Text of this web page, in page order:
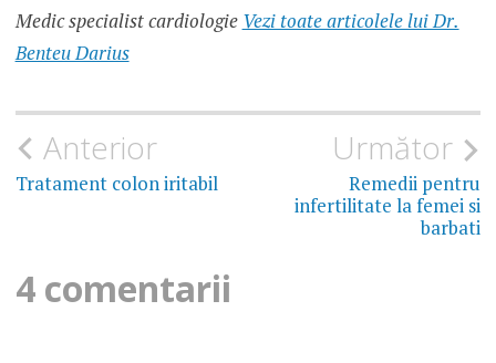
HEPATICA
ETAPE
TRATAMENT
PROTECTOARE
Medic specialist cardiologie Vezi toate articolele lui Dr.
Benteu Darius
Navigare
în
Anterior
Tratament colon iritabil
Următor
Remedii pentru
infertilitate la femei si
barbati
4 comentarii